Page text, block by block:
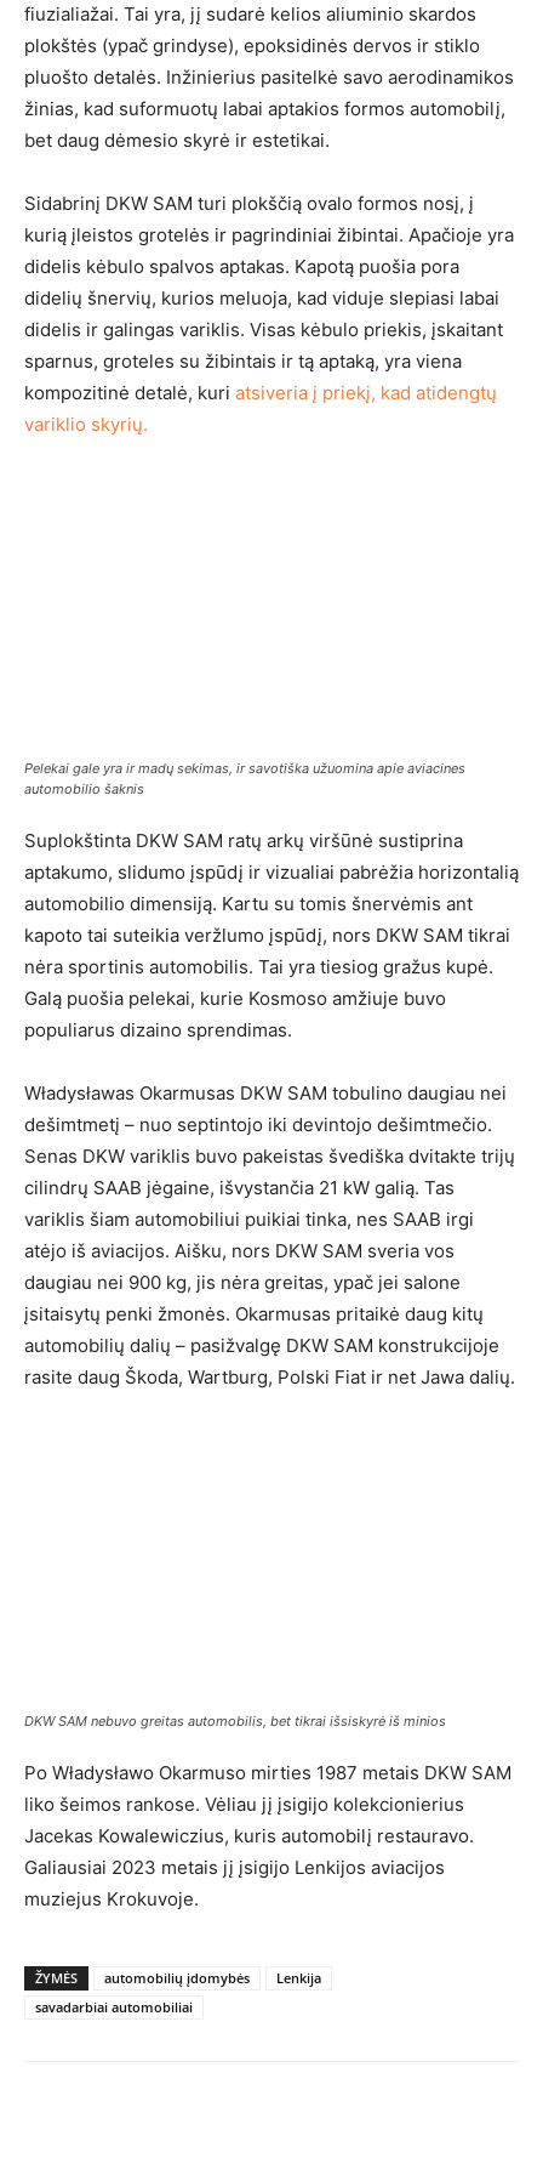
fiuzialiažai. Tai yra, jį sudarė kelios aliuminio skardos
plokštės (ypač grindyse), epoksidinės dervos ir stiklo
pluošto detalės. Inžinierius pasitelkė savo aerodinamikos
žinias, kad suformuotų labai aptakios formos automobilį,
bet daug dėmesio skyrė ir estetikai.
Sidabrinį DKW SAM turi plokščią ovalo formos nosį, į
kurią įleistos grotelės ir pagrindiniai žibintai. Apačioje yra
didelis kėbulo spalvos aptakas. Kapotą puošia pora
didelių šnervių, kurios meluoja, kad viduje slepiasi labai
didelis ir galingas variklis. Visas kėbulo priekis, įskaitant
sparnus, groteles su žibintais ir tą aptaką, yra viena
kompozitinė detalė, kuri atsiveria į priekį, kad atidengtų
variklio skyrių.
Pelekai gale yra ir madų sekimas, ir savotiška užuomina apie aviacines
automobilio šaknis
Suplokštinta DKW SAM ratų arkų viršūnė sustiprina
aptakumo, slidumo įspūdį ir vizualiai pabrėžia horizontalią
automobilio dimensiją. Kartu su tomis šnervėmis ant
kapoto tai suteikia veržlumo įspūdį, nors DKW SAM tikrai
nėra sportinis automobilis. Tai yra tiesiog gražus kupė.
Galą puošia pelekai, kurie Kosmoso amžiuje buvo
populiarus dizaino sprendimas.
Władysławas Okarmusas DKW SAM tobulino daugiau nei
dešimtmetį – nuo septintojo iki devintojo dešimtmečio.
Senas DKW variklis buvo pakeistas švediška dvitakte trijų
cilindrų SAAB jėgaine, išvystančia 21 kW galią. Tas
variklis šiam automobiliui puikiai tinka, nes SAAB irgi
atėjo iš aviacijos. Aišku, nors DKW SAM sveria vos
daugiau nei 900 kg, jis nėra greitas, ypač jei salone
įsitaisytų penki žmonės. Okarmusas pritaikė daug kitų
automobilių dalių – pasižvalgę DKW SAM konstrukcijoje
rasite daug Škoda, Wartburg, Polski Fiat ir net Jawa dalių.
DKW SAM nebuvo greitas automobilis, bet tikrai išsiskyrė iš minios
Po Władysławo Okarmuso mirties 1987 metais DKW SAM
liko šeimos rankose. Vėliau jį įsigijo kolekcionierius
Jacekas Kowalewiczius, kuris automobilį restauravo.
Galiausiai 2023 metais jį įsigijo Lenkijos aviacijos
muziejus Krokuvoje.
ŽYMĖS automobilių įdomybės
Lenkija
savadarbiai automobiliai